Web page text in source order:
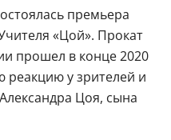
премьера
«Цой». Прокат
прошел в конце 2020
реакцию у зрителей и
Цоя, сына